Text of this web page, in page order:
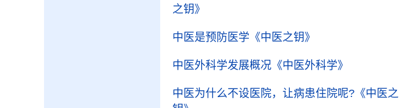
之钥》
中医是预防医学 《中医之钥》
中医外科学发展概况 《中医外科学》
中医为什么不设医院，让病患住院呢? 《中医之